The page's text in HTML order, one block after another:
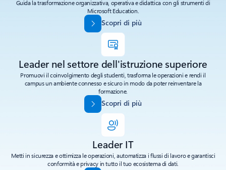
Guida la trasformazione organizzativa, operativa e didattica con gli strumenti di
Microsoft Education.
Scopri di più
Leader nel settore dell'istruzione superiore
Promuovi il coinvolgimento degli studenti, trasforma le operazioni e rendi il
campus un ambiente connesso e sicuro in modo da poter reinventare la
formazione.
Scopri di più
Leader IT
Metti in sicurezza e ottimizza le operazioni, automatizza i flussi di lavoro e garantisci
conformità e privacy in tutto il tuo ecosistema di dati.